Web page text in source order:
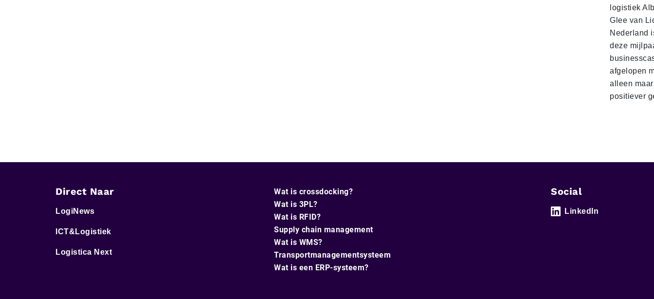
logistiek
Glee van
Nederland
deze
afgelopen
alleen maar
positiever
Direct Naar
LogiNews
ICT&Logistiek
Logistica Next
Wat is crossdocking?
Wat is 3PL?
Wat is RFID?
Supply chain management
Wat is WMS?
Transportmanagementsysteem
Wat is een ERP-systeem?
Social
LinkedIn